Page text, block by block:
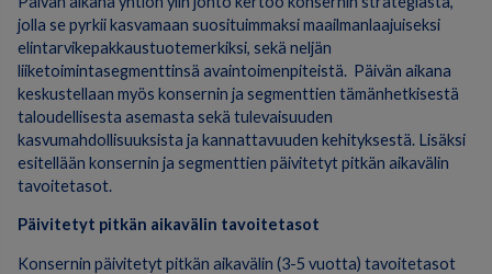
jolla se pyrkii kasvamaan suosituimmaksi maailmanlaajuiseksi
elintarvikepakkaustuotemerkiksi, sekä neljän
liiketoimintasegmenttinsä avaintoimenpiteistä. Päivän aikana
keskustellaan myös konsernin ja segmenttien tämänhetkisestä
taloudellisesta asemasta sekä tulevaisuuden
kasvumahdollisuuksista ja kannattavuuden kehityksestä. Lisäksi
esitellään konsernin ja segmenttien päivitetyt pitkän aikavälin
tavoitetasot.
Päivitetyt pitkän aikavälin tavoitetasot
Konsernin päivitetyt pitkän aikavälin (3-5 vuotta) tavoitetasot